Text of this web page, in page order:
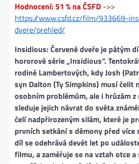
Hodnocení: 51 % na ČSFD ->>
https://www.csfd.cz/film/933669-
dvere/prehled/
Insidious: Červené dveře je pátým
hororové série „Insidious“.
rodině Lambertových, kdy Josh
syn Dalton (Ty Simpkins) musí čelit
osobním problémům, ale i hrůzám
sleduje jejich návrat do světa
čelí nadpřirozeným silám, které je
prvních setkání s démony před více
díl se odehrává devět let po
filmu, a zaměřuje se na vztah otce